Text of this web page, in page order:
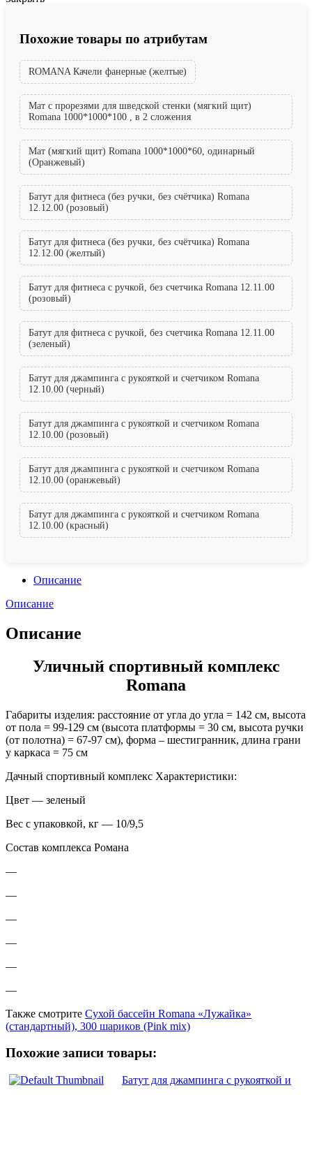
Похожие товары по атрибутам
ROMANA Качели фанерные (желтые)
Мат с прорезями для шведской стенки (мягкий щит)
Romana 1000*1000*100 , в 2 сложения
Мат (мягкий щит) Romana 1000*1000*60, одинарный
(Оранжевый)
Батут для фитнеса (без ручки, без счётчика) Romana
12.12.00 (розовый)
Батут для фитнеса (без ручки, без счётчика) Romana
12.12.00 (желтый)
Батут для фитнеса с ручкой, без счетчика Romana 12.11.00
(розовый)
Батут для фитнеса с ручкой, без счетчика Romana 12.11.00
(зеленый)
Батут для джампинга с рукояткой и счетчиком Romana
12.10.00 (черный)
Батут для джампинга с рукояткой и счетчиком Romana
12.10.00 (розовый)
Батут для джампинга с рукояткой и счетчиком Romana
12.10.00 (оранжевый)
Батут для джампинга с рукояткой и счетчиком Romana
12.10.00 (красный)
Описание
Описание
Описание
Уличный спортивный комплекс
Romana
Габариты изделия: расстояние от угла до угла = 142 см, высота
от пола = 99-129 см (высота платформы = 30 см, высота ручки
(от полотна) = 67-97 см), форма – шестигранник, длина грани
у каркаса = 75 см
Дачный спортивный комплекс Характеристики:
Цвет — зеленый
Вес с упаковкой, кг — 10/9,5
Состав комплекса Романа
—
—
—
—
—
—
Также смотрите Сухой бассейн Romana «Лужайка»
(стандартный), 300 шариков (Pink mix)
Похожие записи товары:
Батут для джампинга с рукояткой и